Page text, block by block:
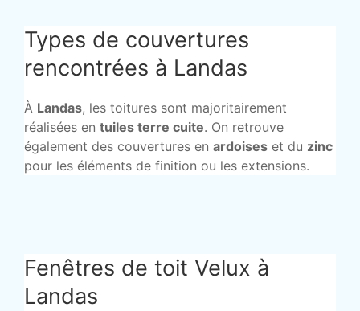
Types de couvertures
rencontrées à Landas
À Landas, les toitures sont majoritairement
réalisées en tuiles terre cuite. On retrouve
également des couvertures en ardoises et du zinc
pour les éléments de finition ou les extensions.
Fenêtres de toit Velux à
Landas